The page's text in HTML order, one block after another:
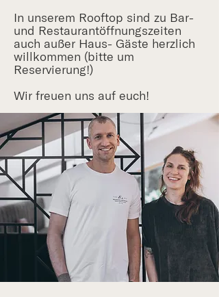
In unserem Rooftop sind zu Bar-
und Restaurantöffnungszeiten
auch außer Haus- Gäste herzlich
willkommen (bitte um
Reservierung!)
Wir freuen uns auf euch!